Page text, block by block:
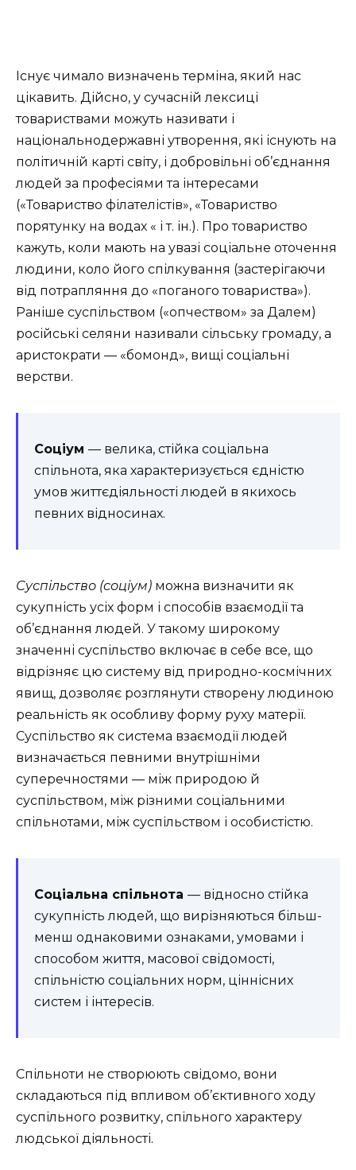
Існує чимало визначень терміна, який нас
цікавить. Дійсно, у сучасній лексиці
товариствами можуть називати і
національнодержавні утворення, які існують на
політичній карті світу, і добровільні об’єднання
людей за професіями та інтересами
(«Товариство філателістів», «Товариство
порятунку на водах « і т. ін.). Про товариство
кажуть, коли мають на увазі соціальне оточення
людини, коло його спілкування (застерігаючи
від потрапляння до «поганого товариства»).
Раніше суспільством («опчеством» за Далем)
російські селяни називали сільську громаду, а
аристократи — «бомонд», вищі соціальні
верстви.
Соціум — велика, стійка соціальна
спільнота, яка характеризується єдністю
умов життєдіяльності людей в якихось
певних відносинах.
Суспільство (соціум) можна визначити як
сукупність усіх форм і способів взаємодії та
об’єднання людей. У такому широкому
значенні суспільство включає в себе все, що
відрізняє цю систему від природно-космічних
явищ, дозволяє розглянути створену людиною
реальність як особливу форму руху матерії.
Суспільство як система взаємодії людей
визначається певними внутрішніми
суперечностями — між природою й
суспільством, між різними соціальними
спільнотами, між суспільством і особистістю.
Соціальна спільнота — відносно стійка
сукупність людей, що вирізняються більш-
менш однаковими ознаками, умовами і
способом життя, масової свідомості,
спільністю соціальних норм, ціннісних
систем і інтересів.
Спільноти не створюють свідомо, вони
складаються під впливом об’єктивного ходу
суспільного розвитку, спільного характеру
людської діяльності.